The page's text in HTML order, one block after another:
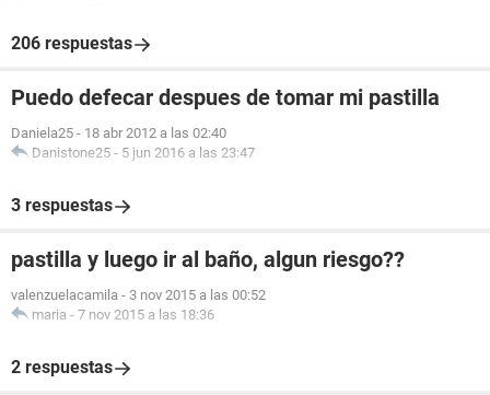
206 respuestas
Puedo defecar despues de tomar mi pastilla
Daniela25 - 18 abr 2012 a las 02:40
Danistone25 - 5 jun 2016 a las 23:47
3 respuestas
pastilla y luego ir al baño, algun riesgo??
valenzuelacamila - 3 nov 2015 a las 00:52
maria - 7 nov 2015 a las 18:36
2 respuestas